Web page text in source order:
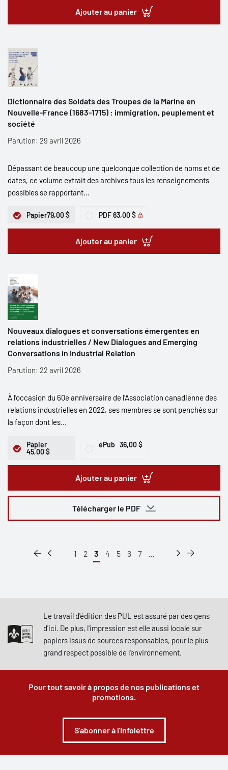
Ajouter au panier
Dictionnaire des Soldats des Troupes de la Marine en
Nouvelle-France (1683-1715) : immigration, peuplement et
société
Parution: 29 avril 2026
Dépassant de beaucoup une quelconque collection de noms et de
dates, ce volume extrait des archives tous les renseignements
possibles se rapportant...
Papier79,00 $ PDF 63,00 $
Ajouter au panier
Nouveaux dialogues et conversations émergentes en
relations industrielles / New Dialogues and Emerging
Conversations in Industrial Relation
Parution: 22 avril 2026
À l’occasion du 60e anniversaire de l’Association canadienne des
relations industrielles en 2022, ses membres se sont penchés sur
la façon dont les...
Papier
45,00 $
ePub 36,00 $
Ajouter au panier
Télécharger le PDF
1 2 3 4 5 6 7 ...
Le travail d'édition des PUL est assuré par des gens
d'ici. De plus, l'impression est elle aussi locale sur
papiers issus de sources responsables, pour le plus
grand respect possible de l'environnement.
Pour tout savoir à propos de nos publications et
promotions.
S'abonner à l'infolettre